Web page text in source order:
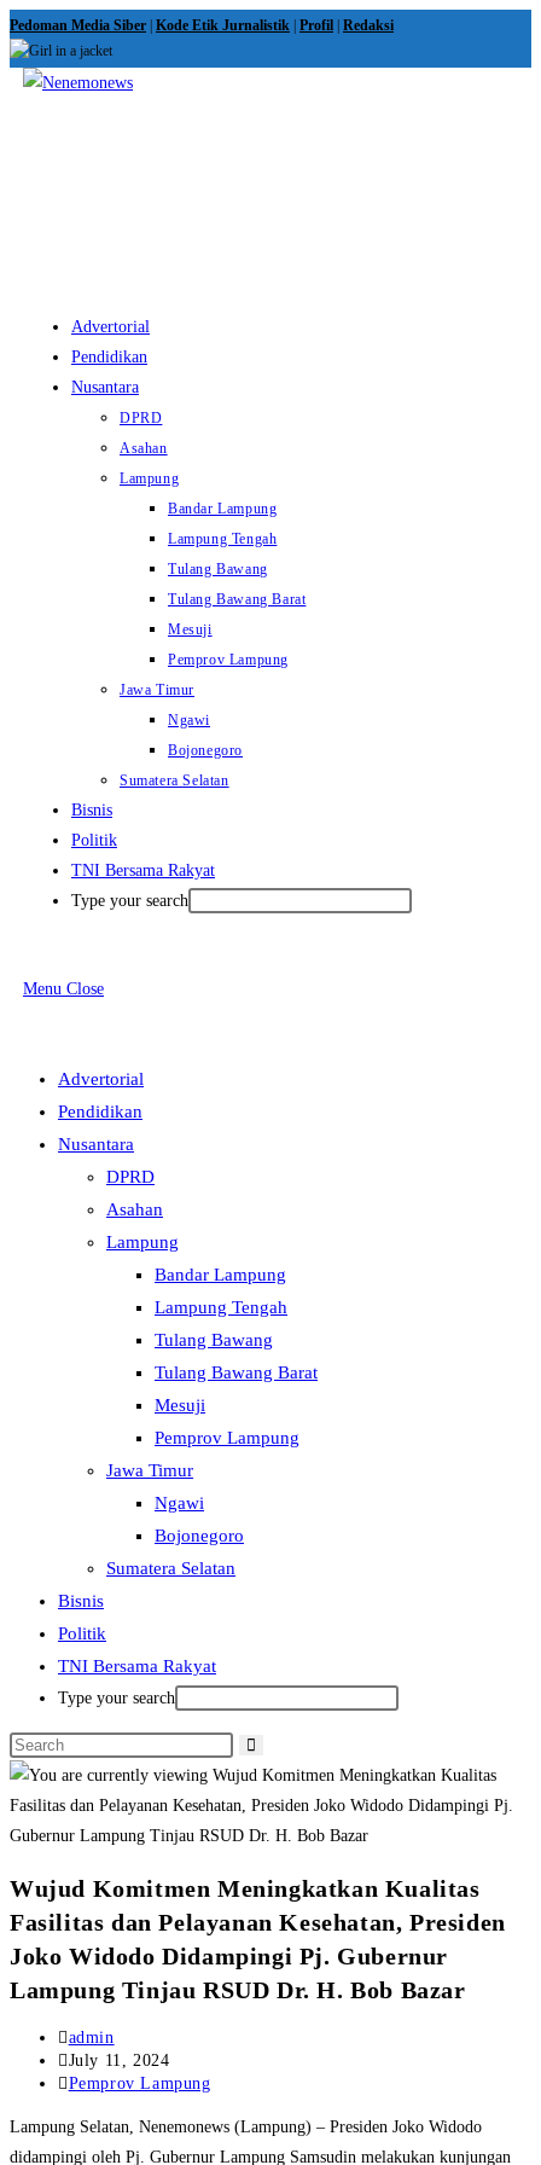
Skip
to
content
Pedoman Media Siber Kode Etik Jurnalistik Profil Redaksi
Advertorial
Pendidikan
Nusantara
DPRD
Asahan
Lampung
Bandar Lampung
Lampung Tengah
Tulang Bawang
Tulang Bawang Barat
Mesuji
Pemprov Lampung
Jawa Timur
Ngawi
Bojonegoro
Sumatera Selatan
Bisnis
Politik
TNI Bersama Rakyat
Type your search
Menu Close
Advertorial
Pendidikan
Nusantara
DPRD
Asahan
Lampung
Bandar Lampung
Lampung Tengah
Tulang Bawang
Tulang Bawang Barat
Mesuji
Pemprov Lampung
Jawa Timur
Ngawi
Bojonegoro
Sumatera Selatan
Bisnis
Politik
TNI Bersama Rakyat
Type your search
Wujud Komitmen Meningkatkan Kualitas
Fasilitas dan Pelayanan Kesehatan, Presiden
Joko Widodo Didampingi Pj. Gubernur
Lampung Tinjau RSUD Dr. H. Bob Bazar
Post
author:
admin
Post
published:
July 11, 2024
Post
Pemprov Lampung
Lampung Selatan, Nenemonews (Lampung) – Presiden Joko Widodo
didampingi oleh Pj. Gubernur Lampung Samsudin melakukan kunjungan